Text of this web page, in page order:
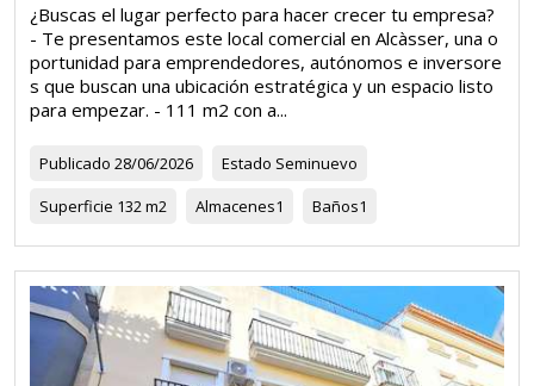
¿Buscas el lugar perfecto para hacer crecer tu empresa?
- Te presentamos este local comercial en Alcàsser, una o
portunidad para emprendedores, autónomos e inversore
s que buscan una ubicación estratégica y un espacio listo
para empezar. - 111 m2 con a...
Publicado 28/06/2026 Estado Seminuevo
Superficie 132 m2 Almacenes1 Baños1